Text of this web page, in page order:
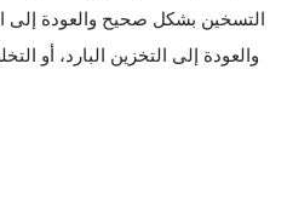
التسخين بشكل صحيح والعودة إلى
والعودة إلى التخزين البارد، أو